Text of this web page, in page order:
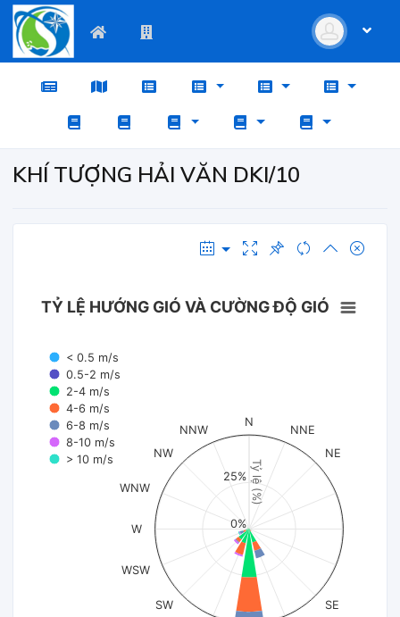
KHÍ TƯỢNG HẢI VĂN DKI/10
Tỷ lệ (%)
TỶ LỆ HƯỚNG GIÓ VÀ CƯỜNG ĐỘ GIÓ
< 0.5 m/s
0.5-2 m/s
2-4 m/s
4-6 m/s
6-8 m/s
8-10 m/s
> 10 m/s
N
NNE
NE
SE
SW
WSW
W
WNW
NW
NNW
0%
25%